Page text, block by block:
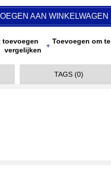
AAN WINKELWAGEN
toevoegen
Toevoegen om te
vergelijken
TAGS (0)